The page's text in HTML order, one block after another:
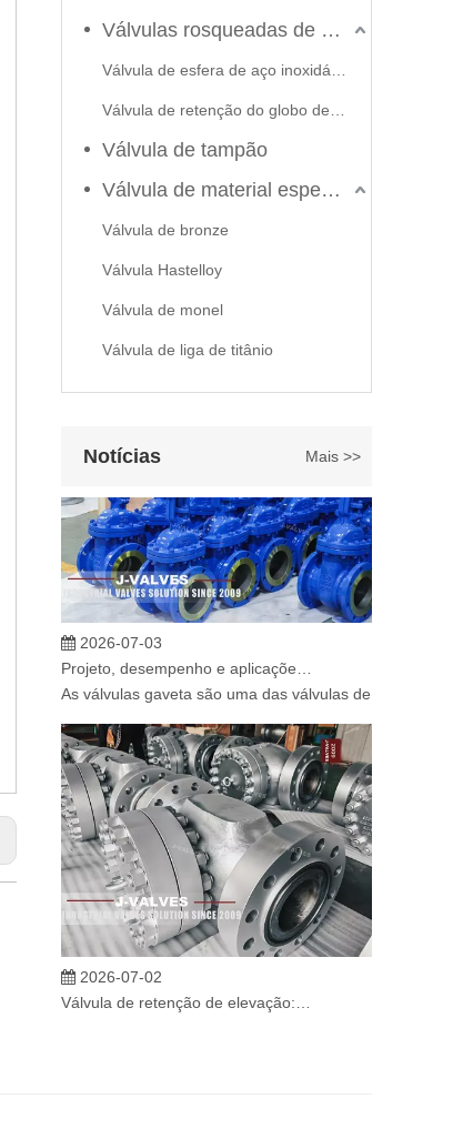
Válvulas rosqueadas de aço inoxidável
Válvula de tampão
Válvula de material especial
Válvula de bronze
Válvula Hastelloy
Válvula de monel
Válvula de liga de titânio
Notícias Mais >>
2026-06-22
2026-07-03
As válvulas gaveta são uma das válvulas de
2026-07-02
Em sistemas de tubulações industriais, evitar o fluxo